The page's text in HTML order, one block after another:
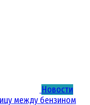
Новости
между бензином